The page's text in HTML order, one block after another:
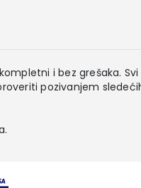
i bez grešaka.
pozivanjem